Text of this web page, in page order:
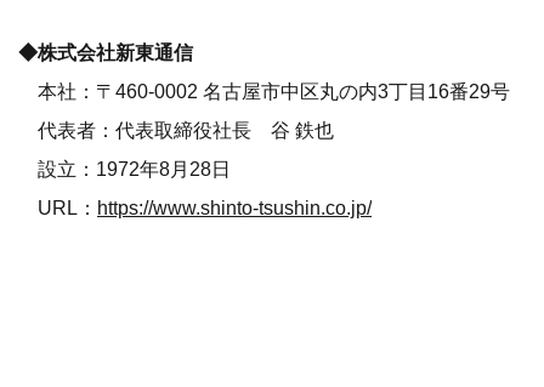
◆株式会社新東通信
本社：〒460-0002 名古屋市中区丸の内3丁目16番29号
代表者：代表取締役社長 谷 鉄也
設立：1972年8月28日
URL： https://www.shinto-tsushin.co.jp/